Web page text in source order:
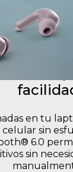
en tu
sin
6.0
sin